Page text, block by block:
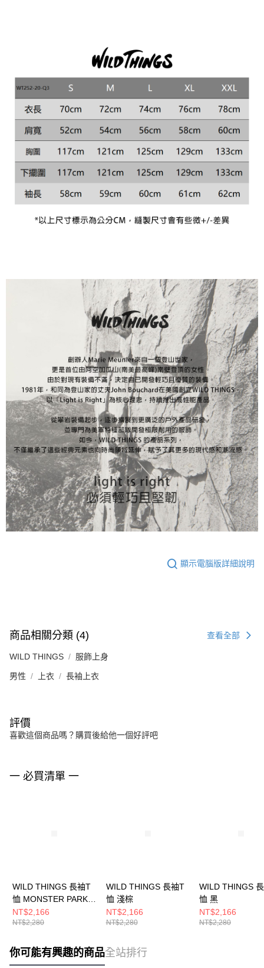
顯示電腦版詳細說明
商品相關分類 (4) 查看全部
WILD THINGS 服飾上身
男性 上衣 長袖上衣
評價
喜歡這個商品嗎？購買後給他一個好評吧
一 必買清單 一
WILD THINGS 長袖T
恤 MONSTER PARKA
咖啡
NT$2,166
NT$2,280
WILD THINGS 長袖T
恤 淺棕
NT$2,166
NT$2,280
WILD THINGS
恤 黑
NT$2,166
NT$2,280
你可能有興趣的商品全站排行